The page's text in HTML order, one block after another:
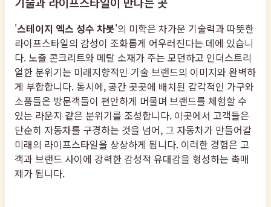
'스테이지 엑스 성수 차봇'의 미학은 차가운 기술력과 따뜻한
라이프스타일의 감성이 조화롭게 어우러진다는 데에 있습니
다. 노출 콘크리트와 메탈 소재가 주는 모던하고 인더스트리
얼한 분위기는 미래지향적인 기술 브랜드의 이미지와 완벽하
게 부합합니다. 동시에, 공간 곳곳에 배치된 감각적인 가구와
소품들은 방문객들이 편안하게 머물며 브랜드를 체험할 수
있는 라운지 같은 분위기를 조성합니다. 이곳에서 고객들은
단순히 자동차를 구경하는 것을 넘어, 그 자동차가 만들어갈
미래의 라이프스타일을 상상하게 됩니다. 이러한 경험은 고
객과 브랜드 사이에 강력한 감성적 유대감을 형성하는 촉매
제가 됩니다.